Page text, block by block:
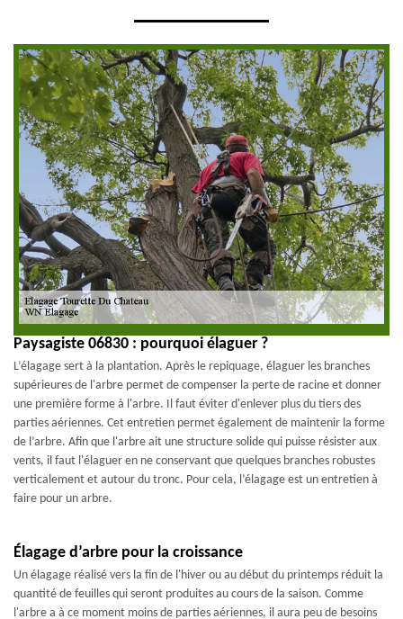
Paysagiste 06830 : pourquoi élaguer ?
L’élagage sert à la plantation. Après le repiquage, élaguer les branches
supérieures de l'arbre permet de compenser la perte de racine et donner
une première forme à l'arbre. Il faut éviter d'enlever plus du tiers des
parties aériennes. Cet entretien permet également de maintenir la forme
de l’arbre. Afin que l'arbre ait une structure solide qui puisse résister aux
vents, il faut l'élaguer en ne conservant que quelques branches robustes
verticalement et autour du tronc. Pour cela, l’élagage est un entretien à
faire pour un arbre.
Élagage d’arbre pour la croissance
Un élagage réalisé vers la fin de l'hiver ou au début du printemps réduit la
quantité de feuilles qui seront produites au cours de la saison. Comme
l'arbre a à ce moment moins de parties aériennes, il aura peu de besoins